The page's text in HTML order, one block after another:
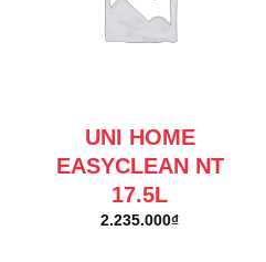
UNI HOME
EASYCLEAN NT
17.5L
2.235.000₫